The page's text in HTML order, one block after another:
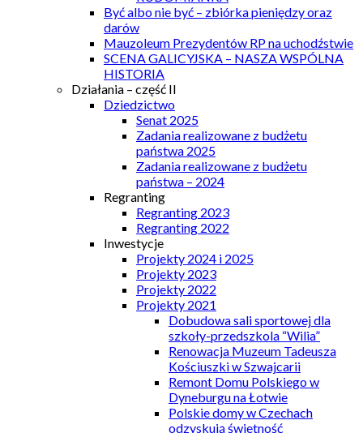
Być albo nie być – zbiórka pieniędzy oraz
darów
Mauzoleum Prezydentów RP na uchodźstwie
SCENA GALICYJSKA – NASZA WSPÓLNA
HISTORIA
Działania – część II
Dziedzictwo
Senat 2025
Zadania realizowane z budżetu
państwa 2025
Zadania realizowane z budżetu
państwa – 2024
Regranting
Regranting 2023
Regranting 2022
Inwestycje
Projekty 2024 i 2025
Projekty 2023
Projekty 2022
Projekty 2021
Dobudowa sali sportowej dla
szkoły-przedszkola “Wilia”
Renowacja Muzeum Tadeusza
Kościuszki w Szwajcarii
Remont Domu Polskiego w
Dyneburgu na Łotwie
Polskie domy w Czechach
odzyskują świetność